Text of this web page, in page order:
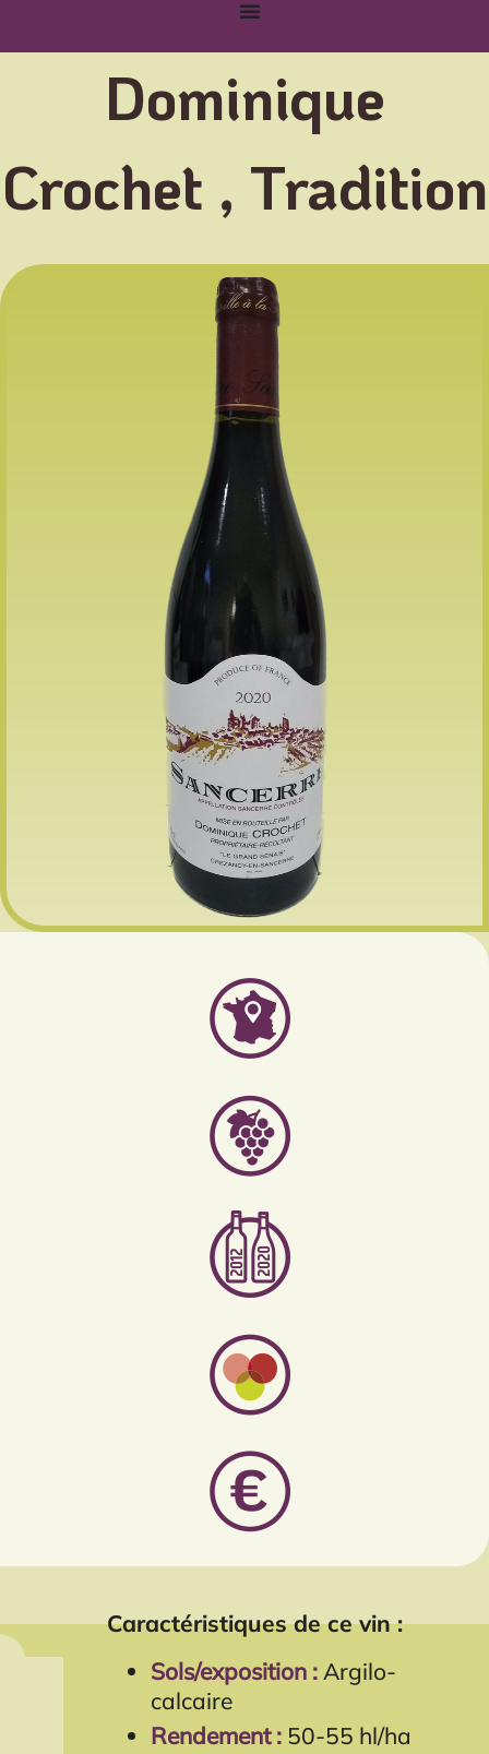
Dominique
Crochet , Tradition
Caractéristiques de ce vin :
Sols/exposition : Argilo-
calcaire
Rendement : 50-55 hl/ha